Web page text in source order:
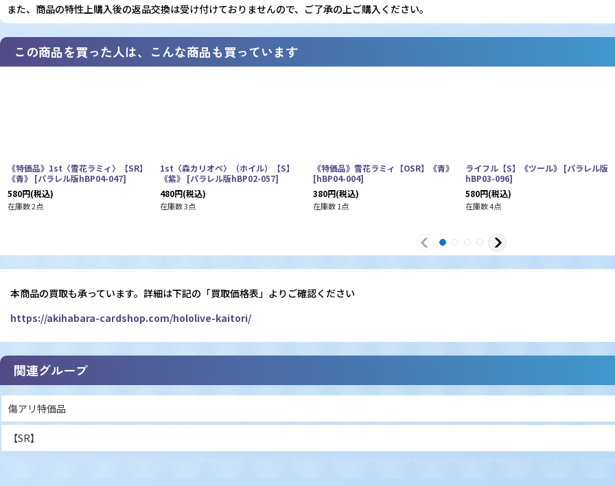
また、商品の特性上購入後の返品交換は受け付けておりませんので、ご了承の上ご購入ください。
この商品を買った人は、こんな商品も買っています
《特価品》1st〈雪花ラミィ〉【SR】
《青》 [パラレル版hBP04-047]
580円(税込)
在庫数 2点
1st〈森カリオペ〉（ホイル）【S】
《紫》 [パラレル版hBP02-057]
480円(税込)
在庫数 3点
《特価品》雪花ラミィ【OSR】《青》
[hBP04-004]
380円(税込)
在庫数 1点
ライフル【S】《ツール》 [パラレル版
hBP03-096]
580円(税込)
在庫数 4点
本商品の買取も承っています。詳細は下記の「買取価格表」よりご確認ください
https://akihabara-cardshop.com/hololive-kaitori/
関連グループ
傷アリ特価品
【SR】